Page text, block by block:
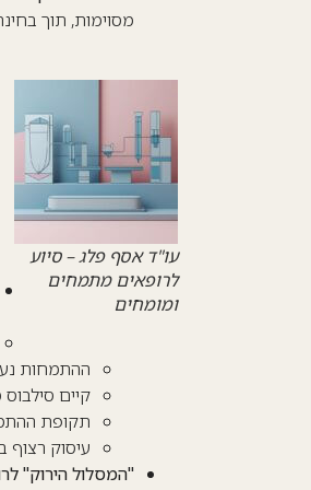
מסוימות, תוך
עו"ד אסף פלג – סיוע
לרופאים מתמחים
ומומחים
ההתמחות
קיים
תקופת
עיסוק
"המסלול הירוק"